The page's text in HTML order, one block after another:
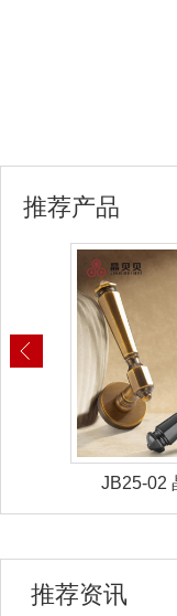
推荐产品
晶贝贝锁具
推荐资讯